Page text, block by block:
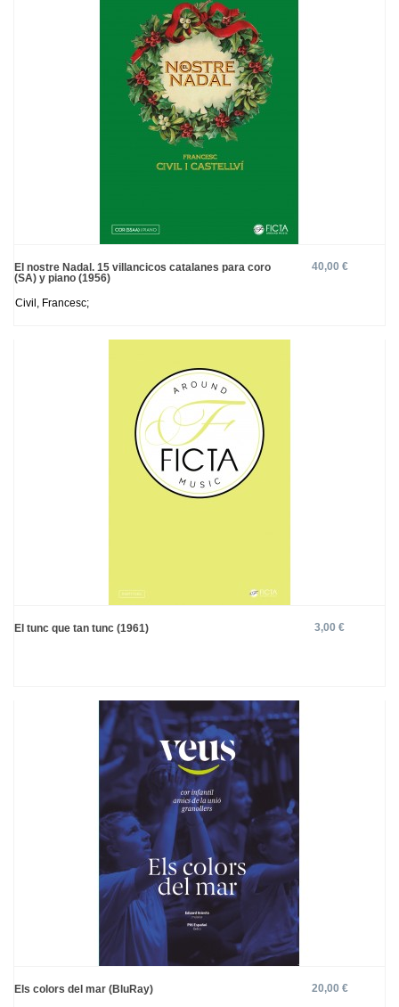
El nostre Nadal. 15 villancicos catalanes para coro
(SA) y piano (1956)
40,00 €
Civil, Francesc;
El tunc que tan tunc (1961) 3,00 €
Els colors del mar (BluRay) 20,00 €